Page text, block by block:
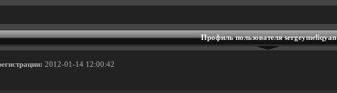
Профиль пользователя sergeymeliqyan
2012-01-14 12:00:42